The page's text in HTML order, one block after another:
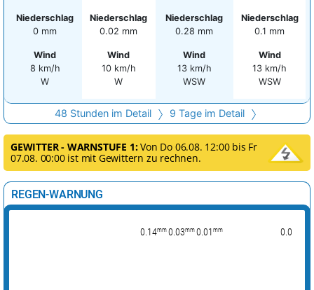
Niederschlag
0 mm
Wind
8 km/h
W
Niederschlag
0.02 mm
Wind
10 km/h
W
Niederschlag
0.28 mm
Wind
13 km/h
WSW
Niederschlag
0.1 mm
Wind
13 km/h
WSW
48 Stunden im Detail 9 Tage im Detail
GEWITTER - WARNSTUFE 1:Von Do 06.08. 12:00 bis Fr
07.08. 00:00 ist mit Gewittern zu rechnen.
REGEN-WARNUNG
0.14mm 0.03mm 0.01 mm 0.04